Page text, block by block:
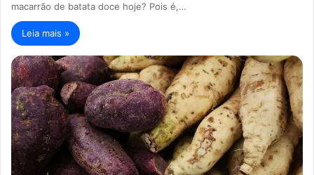
macarrão de batata doce hoje? Pois é,…
Leia mais »